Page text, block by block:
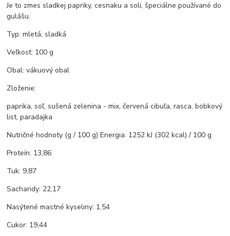
Je to zmes sladkej papriky, cesnaku a soli, špeciálne používané do
gulášu.
Typ: mletá, sladká
Veľkosť: 100 g
Obal: vákuový obal
Zloženie:
paprika, soľ, sušená zelenina - mix, červená cibuľa, rasca, bobkový
list, paradajka
Nutričné hodnoty (g / 100 g) Energia: 1252 kJ (302 kcal) / 100 g
Proteín: 13,86
Tuk: 9,87
Sacharidy: 22,17
Nasýtené mastné kyseliny: 1,54
Cukor: 19,44